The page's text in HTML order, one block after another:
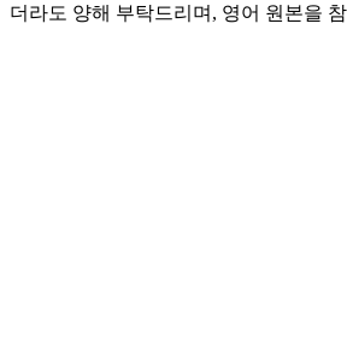
더라도 양해 부탁드리며, 영어 원본을